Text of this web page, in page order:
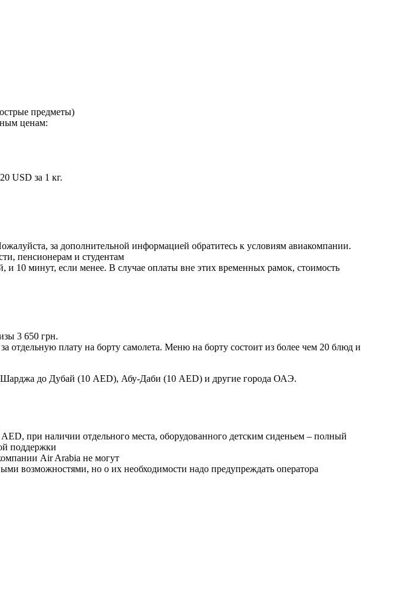
предметы)
ценам:
USD за 1 кг.
за дополнительной информацией обратитесь к условиям авиакомпании.
пенсионерам и студентам
и 10 минут, если менее. В случае оплаты вне этих временных рамок, стоимость
3 650 грн.
отдельную плату на борту самолета. Меню на борту состоит из более чем 20 блюд и
Шарджа до Дубай (10 AED), Абу-Даби (10 AED) и другие города ОАЭ.
при наличии отдельного места, оборудованного детским сиденьем – полный
поддержки
Air Arabia не могут
возможностями, но о их необходимости надо предупреждать оператора